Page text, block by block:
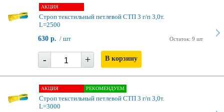
АКЦИЯ
Строп текстильный петлевой СТП 3 г/п 3,0т.
L=2500
Остаток: 9 шт
630 р. / шт
- + В корзину
АКЦИЯ РЕКОМЕНДУЕМ
Строп текстильный петлевой СТП 3 г/п 3,0т.
L=3000